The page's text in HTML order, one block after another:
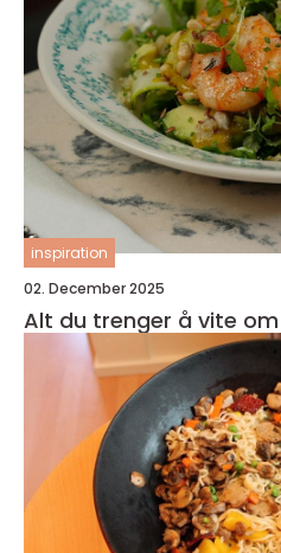
inspiration
02. December 2025
Alt du trenger å vite